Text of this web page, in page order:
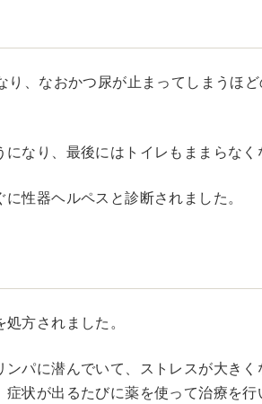
、なおかつ尿が止まってしまうほ
なり、最後にはトイレもままらなく
性器ヘルペスと診断されました。
方されました。
パに潜んでいて、ストレスが大き
状が出るたびに薬を使って治療を行